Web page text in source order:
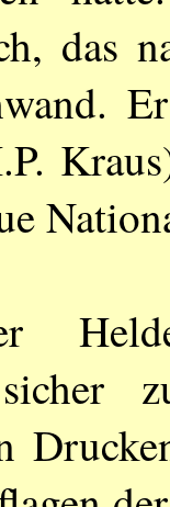
das
sicher